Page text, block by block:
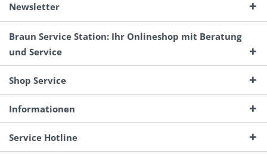
Newsletter
Braun Service Station: Ihr Onlineshop mit Beratung
und Service
Shop Service
Informationen
Service Hotline